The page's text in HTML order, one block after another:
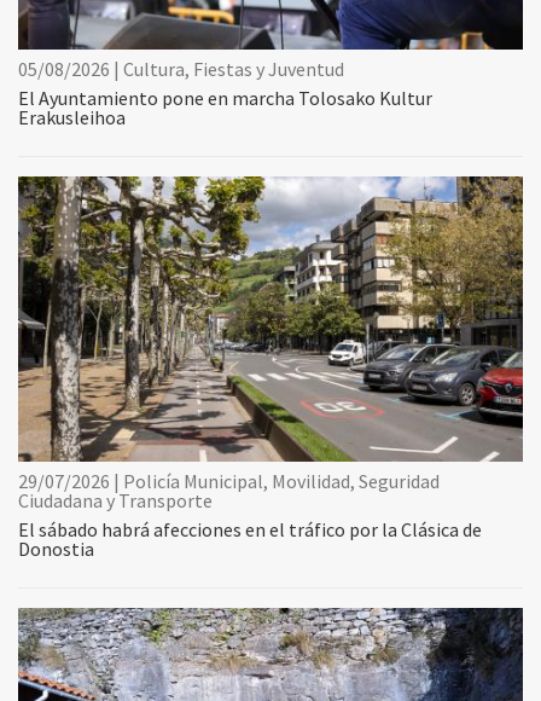
05/08/2026 | Cultura, Fiestas y Juventud
El Ayuntamiento pone en marcha Tolosako Kultur
Erakusleihoa
29/07/2026 | Policía Municipal, Movilidad, Seguridad
Ciudadana y Transporte
El sábado habrá afecciones en el tráfico por la Clásica de
Donostia